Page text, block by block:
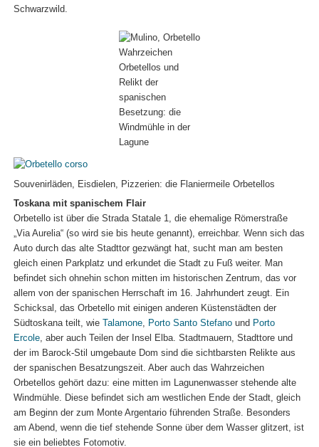
Schwarzwild.
Wahrzeichen
Orbetellos und
Relikt der
spanischen
Besetzung: die
Windmühle in der
Lagune
Souvenirläden, Eisdielen, Pizzerien: die Flaniermeile Orbetellos
Toskana mit spanischem Flair
Orbetello ist über die Strada Statale 1, die ehemalige Römerstraße
„Via Aurelia“ (so wird sie bis heute genannt), erreichbar. Wenn sich das
Auto durch das alte Stadttor gezwängt hat, sucht man am besten
gleich einen Parkplatz und erkundet die Stadt zu Fuß weiter. Man
befindet sich ohnehin schon mitten im historischen Zentrum, das vor
allem von der spanischen Herrschaft im 16. Jahrhundert zeugt. Ein
Schicksal, das Orbetello mit einigen anderen Küstenstädten der
Südtoskana teilt, wie
Talamone, Porto Santo Stefanound Porto
Ercole, aber auch Teilen der Insel Elba. Stadtmauern, Stadttore und
der im Barock-Stil umgebaute Dom sind die sichtbarsten Relikte aus
der spanischen Besatzungszeit. Aber auch das Wahrzeichen
Orbetellos gehört dazu: eine mitten im Lagunenwasser stehende alte
Windmühle. Diese befindet sich am westlichen Ende der Stadt, gleich
am Beginn der zum Monte Argentario führenden Straße. Besonders
am Abend, wenn die tief stehende Sonne über dem Wasser glitzert, ist
sie ein beliebtes Fotomotiv.